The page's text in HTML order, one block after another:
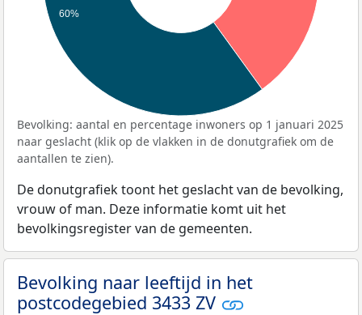
60%
Bevolking: aantal en percentage inwoners op 1 januari 2025
naar geslacht (klik op de vlakken in de donutgrafiek om de
aantallen te zien).
De donutgrafiek toont het geslacht van de bevolking,
vrouw of man. Deze informatie komt uit het
bevolkingsregister van de gemeenten.
Bevolking naar leeftijd in het
postcodegebied 3433 ZV